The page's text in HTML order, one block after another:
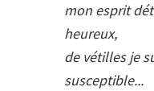
mon esprit
heureux,
de vétilles je
susceptible...